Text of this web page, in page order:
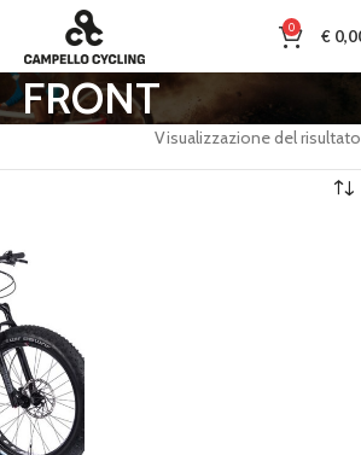
0 €
FRONT
Visualizzazione del risultato